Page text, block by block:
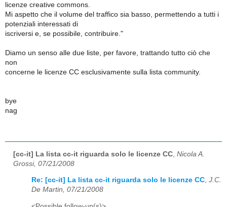
licenze creative commons.
Mi aspetto che il volume del traffico sia basso, permettendo a tutti i
potenziali interessati di
iscriversi e, se possibile, contribuire."
Diamo un senso alle due liste, per favore, trattando tutto ciò che
non
concerne le licenze CC esclusivamente sulla lista community.
bye
nag
[cc-it] La lista cc-it riguarda solo le licenze CC Nicola A.
Grossi, 07/21/2008
Re: [cc-it] La lista cc-it riguarda solo le licenze CC, J.C.
De Martin, 07/21/2008